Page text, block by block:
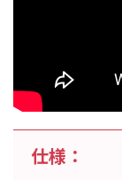
仕様：